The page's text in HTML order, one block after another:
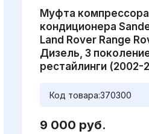
Муфта компрессора
кондиционера
Land Rover Range
Дизель, 3
рестайлинги (2002-
Код товара:370300
9 000 руб.